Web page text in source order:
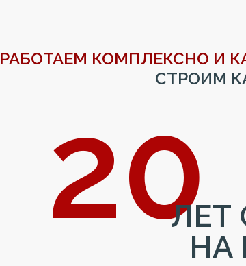
20
ЛЕТ
НА
РАБОТАЕМ КОМПЛЕКСНО И
СТРОИМ